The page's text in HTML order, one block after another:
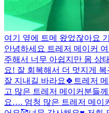
여기 옆에 트메 왔었잖아요
안녕하세요 트레저 메이커
주해서 너무 아쉽지만 몸 상
요! 잘 회복해서 더 멋지게
잘 지내길 바라요🍀 트레저
고 많은 트레저 메이커분들
요…. 엄청 많은 트레저 메이